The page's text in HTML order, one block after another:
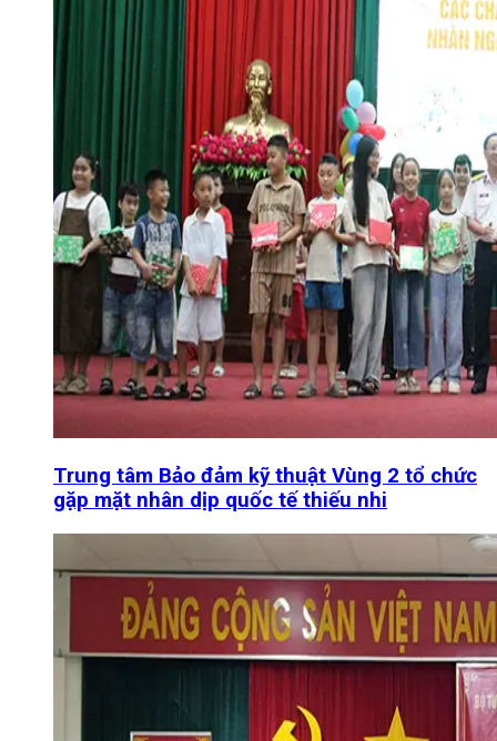
Trung tâm Bảo đảm kỹ thuật Vùng 2 tổ chức
gặp mặt nhân dịp quốc tế thiếu nhi